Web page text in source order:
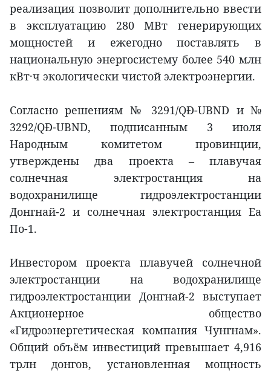
реализация позволит дополнительно ввести
в эксплуатацию 280 МВт генерирующих
мощностей и ежегодно поставлять в
национальную энергосистему более 540 млн
кВт·ч экологически чистой электроэнергии.
Согласно решениям № 3291/QĐ-UBND и №
3292/QĐ-UBND, подписанным 3 июля
Народным комитетом провинции,
утверждены два проекта – плавучая
солнечная электростанция на
водохранилище гидроэлектростанции
Донгнай-2 и солнечная электростанция Ea
По-1.
Инвестором проекта плавучей солнечной
электростанции на водохранилище
гидроэлектростанции Донгнай-2 выступает
Акционерное общество
«Гидроэнергетическая компания Чунгнам».
Общий объём инвестиций превышает 4,916
трлн донгов, установленная мощность